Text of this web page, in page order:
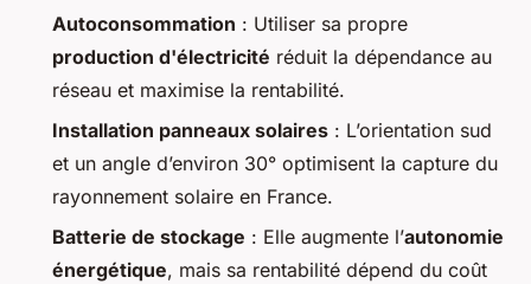
Autoconsommation : Utiliser sa propre
production d'électricité réduit la dépendance au
réseau et maximise la rentabilité.
Installation panneaux solaires : L’orientation sud
et un angle d’environ 30° optimisent la capture du
rayonnement solaire en France.
Batterie de stockage : Elle augmente l’autonomie
énergétique, mais sa rentabilité dépend du coût